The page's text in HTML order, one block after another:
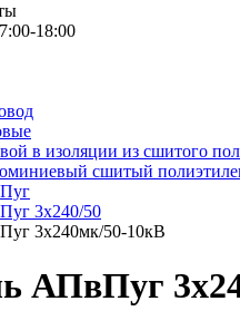
18:00
в изоляции из сшитого
сшитый
3х240/50
3х240мк/50-10кВ
АПвПуг